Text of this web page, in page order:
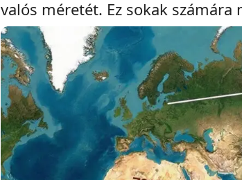
valós méretét. Ez sokak számára